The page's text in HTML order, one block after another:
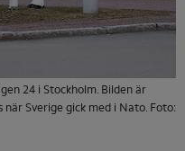
24 i Stockholm. Bilden är
Sverige gick med i Nato. Foto: